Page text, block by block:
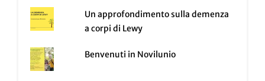
Un approfondimento sulla demenza
a corpi di Lewy
Benvenuti in Novilunio